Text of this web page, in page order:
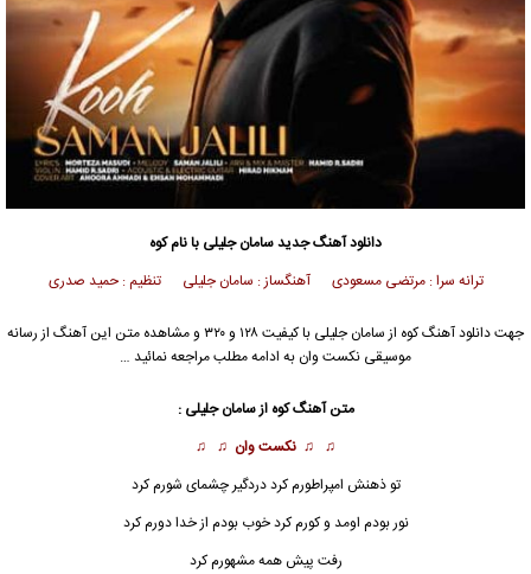
دانلود آهنگ جدیدسامان جلیلی با نام کوه
ترانه سرا : مرتضی مسعودی آهنگساز : سامان جلیلی تنظیم : حمید صدری
جهت دانلود آهنگ کوه از سامان جلیلی
با کیفیت ۱۲۸ و ۳۲۰ و مشاهده متن این آهنگ از رسانه
موسیقی نکست وان به ادامه مطلب مراجعه نمائید …
متن آهنگ کوه ازسامان جلیلی :
♫ ♫ نکست وان ♫ ♫
تو ذهنش امپراطورم کرد دردگیر چشمای شورم کرد
نور بودم اومد و کورم کرد خوب بودم از خدا دورم کرد
رفت پیش همه مشهورم کرد